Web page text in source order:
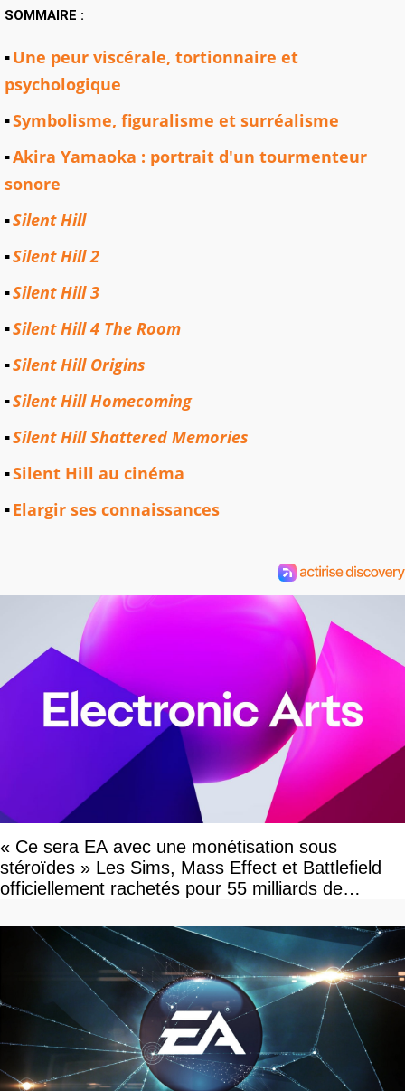
SOMMAIRE :
Une peur viscérale, tortionnaire et
psychologique
Symbolisme, figuralisme et surréalisme
Akira Yamaoka : portrait d'un tourmenteur
sonore
Silent Hill
Silent Hill 2
Silent Hill 3
Silent Hill 4 The Room
Silent Hill Origins
Silent Hill Homecoming
Silent Hill Shattered Memories
Silent Hill au cinéma
Elargir ses connaissances
« Ce sera EA avec une monétisation sous
stéroïdes » Les Sims, Mass Effect et Battlefield
officiellement rachetés pour 55 milliards de